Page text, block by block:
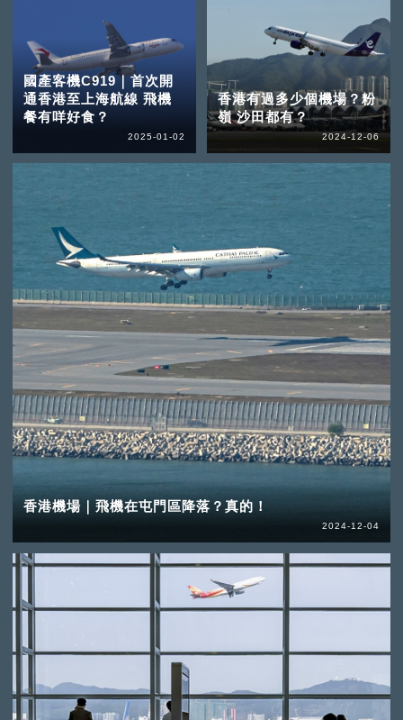
國產客機C919｜首次開
通香港至上海航線 飛機
餐有咩好食？
2025-01-02
香港有過多少個機場？粉
嶺 沙田都有？
2024-12-06
香港機場｜飛機在屯門區降落？真的！
2024-12-04